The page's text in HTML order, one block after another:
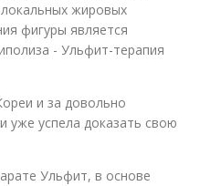
жировых
фигуры является
- Ульфит-терапия
и за довольно
уже успела доказать свою
Ульфит, в основе